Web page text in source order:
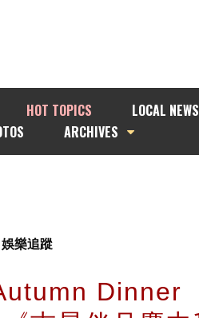
HOT TOPICS
LOCAL NEWS
ARCHIVES
樂追蹤
Dinner